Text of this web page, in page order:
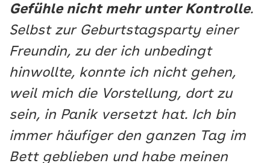
Gefühle nicht mehr unter Kontrolle.
Selbst zur Geburtstagsparty einer
Freundin, zu der ich unbedingt
hinwollte, konnte ich nicht gehen,
weil mich die Vorstellung, dort zu
sein, in Panik versetzt hat. Ich bin
immer häufiger den ganzen Tag im
Bett geblieben und habe meinen